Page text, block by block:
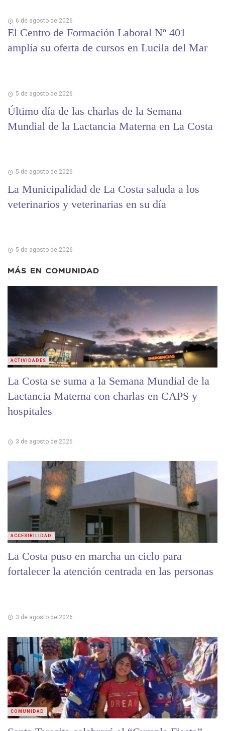
6 de agosto de 2026
El Centro de Formación Laboral Nº 401
amplía su oferta de cursos en Lucila del Mar
5 de agosto de 2026
Último día de las charlas de la Semana
Mundial de la Lactancia Materna en La Costa
5 de agosto de 2026
La Municipalidad de La Costa saluda a los
veterinarios y veterinarias en su día
5 de agosto de 2026
MÁS EN COMUNIDAD
La Costa se suma a la Semana Mundial de la
Lactancia Materna con charlas en CAPS y
hospitales
3 de agosto de 2026
ACTIVIDADES
La Costa puso en marcha un ciclo para
fortalecer la atención centrada en las personas
3 de agosto de 2026
ACCESIBILIDAD
COMUNIDAD